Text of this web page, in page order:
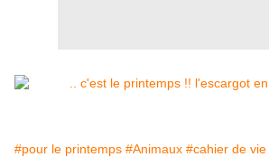
#pour le printemps #Animaux #cahier de vie